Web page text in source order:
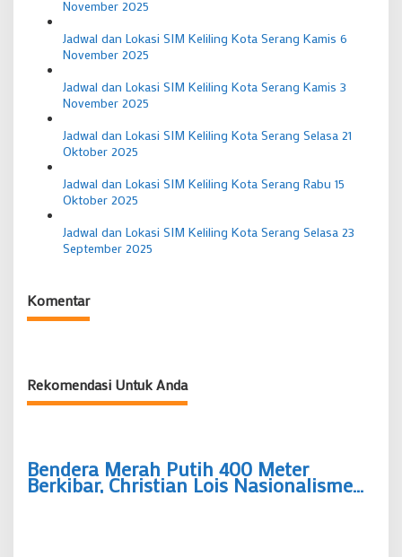
November 2025
Jadwal dan Lokasi SIM Keliling Kota Serang Kamis 6
November 2025
Jadwal dan Lokasi SIM Keliling Kota Serang Kamis 3
November 2025
Jadwal dan Lokasi SIM Keliling Kota Serang Selasa 21
Oktober 2025
Jadwal dan Lokasi SIM Keliling Kota Serang Rabu 15
Oktober 2025
Jadwal dan Lokasi SIM Keliling Kota Serang Selasa 23
September 2025
Komentar
Rekomendasi Untuk Anda
Bendera Merah Putih 400 Meter
Berkibar, Christian Lois Nasionalisme
Sejati Lahir dari Gotong Royong Warga